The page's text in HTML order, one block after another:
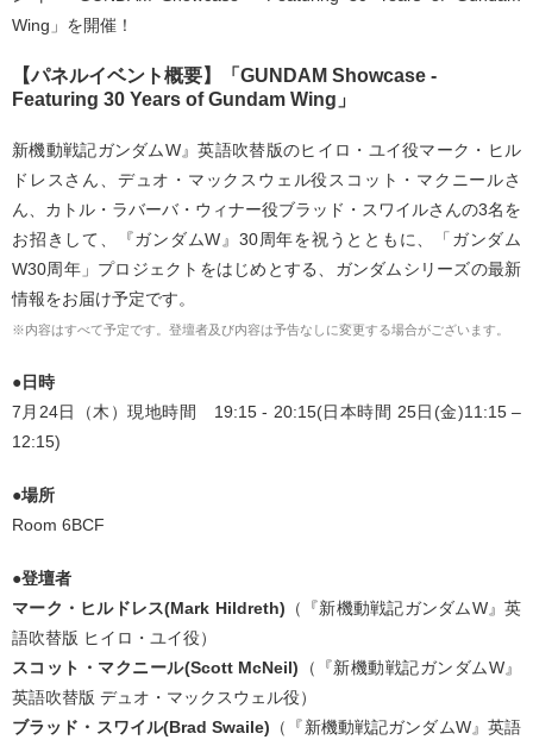
Wing」を開催！
【パネルイベント概要】「GUNDAM Showcase -
Featuring 30 Years of Gundam Wing」
新機動戦記ガンダムW』英語吹替版のヒイロ・ユイ役マーク・ヒル
ドレスさん、デュオ・マックスウェル役スコット・マクニールさ
ん、カトル・ラバーバ・ウィナー役ブラッド・スワイルさんの3名を
お招きして、『ガンダムW』30周年を祝うとともに、「ガンダム
W30周年」プロジェクトをはじめとする、ガンダムシリーズの最新
情報をお届け予定です。
※内容はすべて予定です。登壇者及び内容は予告なしに変更する場合がございます。
●日時
7月24日（木）現地時間 19:15 - 20:15(日本時間 25日(金)11:15 –
12:15)
●場所
Room 6BCF
●登壇者
マーク・ヒルドレス(Mark Hildreth) （『新機動戦記ガンダムW』英
語吹替版 ヒイロ・ユイ役）
スコット・マクニール(Scott McNeil) （『新機動戦記ガンダムW』
英語吹替版 デュオ・マックスウェル役）
ブラッド・スワイル(Brad Swaile) （『新機動戦記ガンダムW』英語